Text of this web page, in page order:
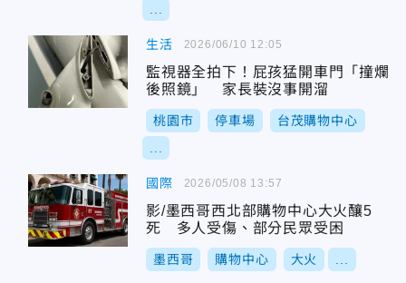
生活
監視器全拍下！屁孩猛開車門「撞爛
後照鏡」 家長裝沒事開溜
桃園市 停車場 台茂購物中心
2026/06/10 12:05
國際
影/墨西哥西北部購物中心大火釀5
死 多人受傷、部分民眾受困
墨西哥 購物中心 大火
2026/05/08 13:57